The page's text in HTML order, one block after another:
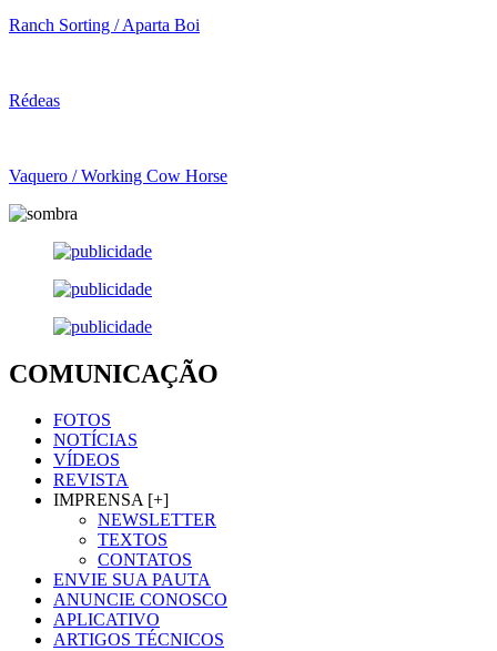
Ranch Sorting / Aparta Boi
Rédeas
Vaquero / Working Cow Horse
COMUNICAÇÃO
FOTOS
NOTÍCIAS
VÍDEOS
REVISTA
IMPRENSA [+]
NEWSLETTER
TEXTOS
CONTATOS
ENVIE SUA PAUTA
ANUNCIE CONOSCO
APLICATIVO
ARTIGOS TÉCNICOS